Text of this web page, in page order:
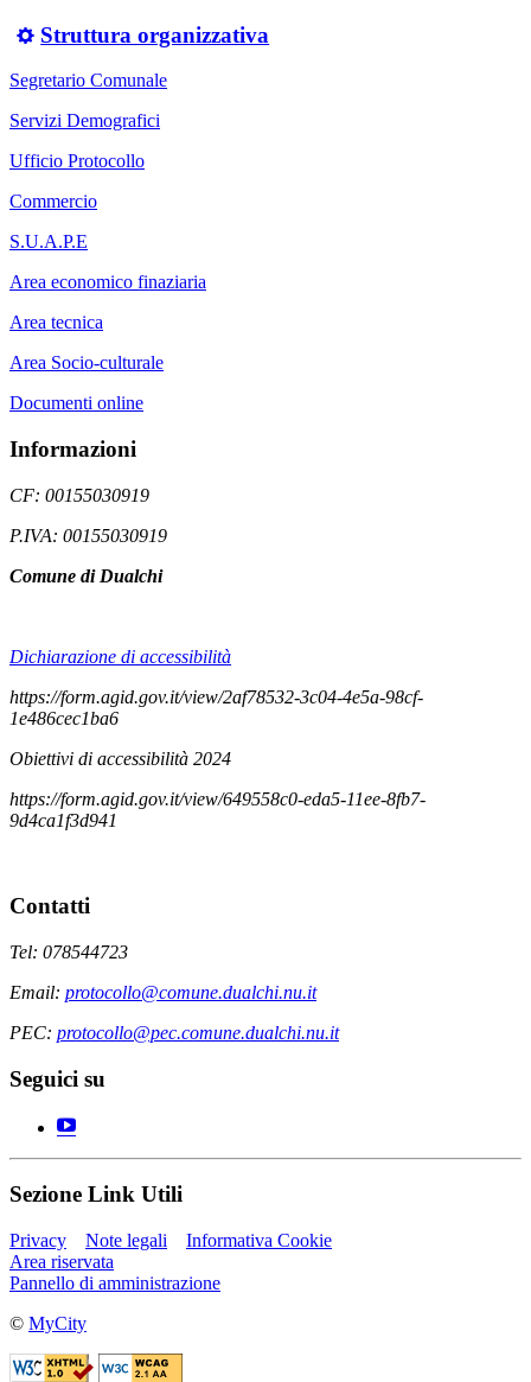
Struttura organizzativa
Segretario Comunale
Servizi Demografici
Ufficio Protocollo
Commercio
S.U.A.P.E
Area economico finaziaria
Area tecnica
Area Socio-culturale
Documenti online
Informazioni
CF: 00155030919
P.IVA: 00155030919
Comune di Dualchi
Dichiarazione di accessibilità
https://form.agid.gov.it/view/2af78532-3c04-4e5a-98cf-
1e486cec1ba6
Obiettivi di accessibilità 2024
https://form.agid.gov.it/view/649558c0-eda5-11ee-8fb7-
9d4ca1f3d941
Contatti
Tel: 078544723
Email: protocollo@comune.dualchi.nu.it
PEC: protocollo@pec.comune.dualchi.nu.it
Seguici su
Sezione Link Utili
Privacy Note legali
Informativa Cookie
Area riservata
Pannello di amministrazione
© MyCity